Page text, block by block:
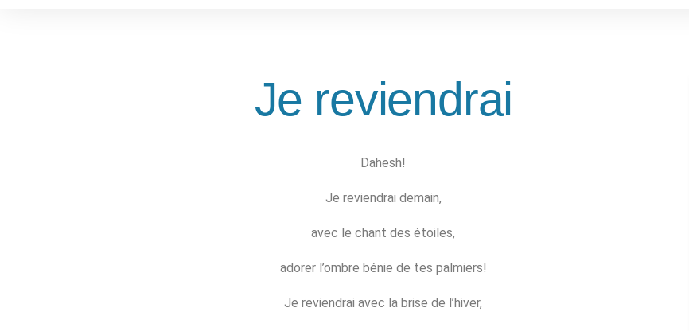
Je reviendrai
Dahesh!
Je reviendrai demain,
avec le chant des étoiles,
adorer l’ombre bénie de tes palmiers!
Je reviendrai avec la brise de l’hiver,